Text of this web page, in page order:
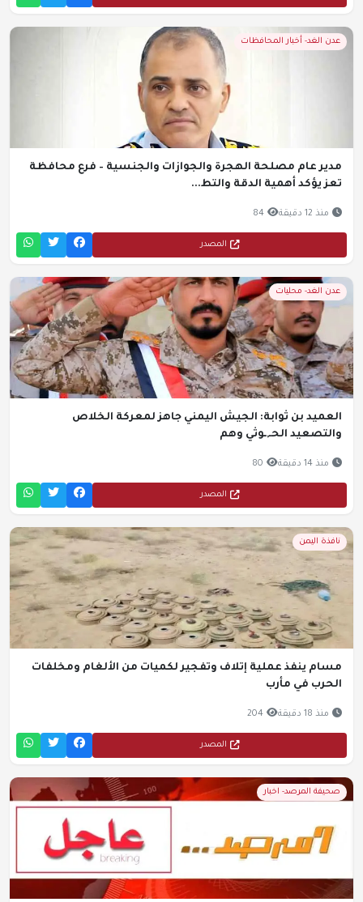
عدن الغد- أخبار المحافظات
مدير عام مصلحة الهجرة والجوازات والجنسية – فرع محافظة
تعز يؤكد أهمية الدقة والتط...
منذ 12 دقيقة 84
المصدر
عدن الغد- محليات
العميد بن ثوابة: الجيش اليمني جاهز لمعركة الخلاص
والتصعيد الحـ,ـوثي وهم
منذ 14 دقيقة 80
المصدر
نافذة اليمن
مسام ينفذ عملية إتلاف وتفجير لكميات من الألغام ومخلفات
الحرب في مأرب
منذ 18 دقيقة 204
المصدر
صحيفة المرصد- اخبار